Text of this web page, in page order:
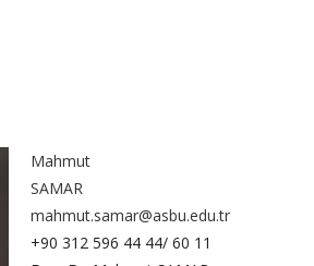
Mahmut
SAMAR
mahmut.samar@asbu.edu.tr
+90 312 596 44 44/ 60 11